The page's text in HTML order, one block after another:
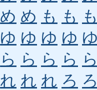
め め も も
ゆ ゆ ゆ ゆ
ら ら ら ら
れ れ れ ろ